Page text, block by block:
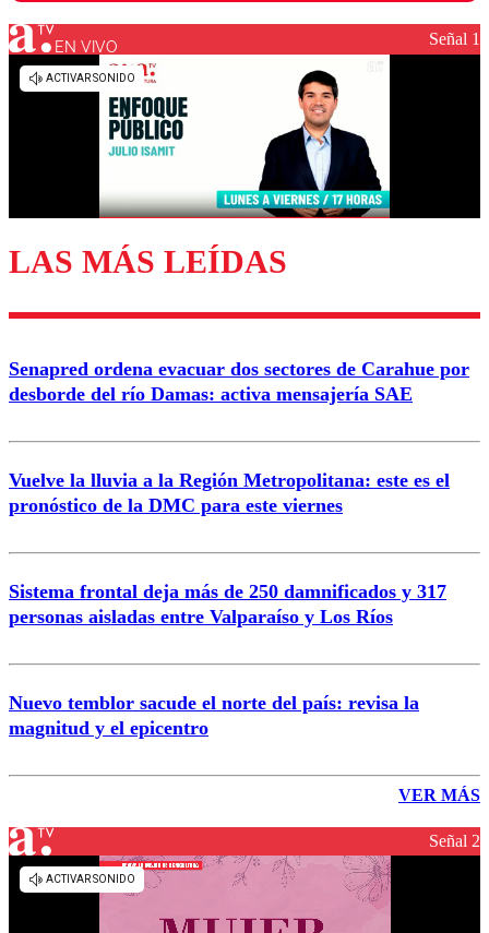
Los comentarios son moderados para garantizar un
diálogo respetuoso.
Enviar comentario
EN VIVO Señal 1
LAS MÁS LEÍDAS
Senapred ordena evacuar dos sectores de Carahue por
desborde del río Damas: activa mensajería SAE
Vuelve la lluvia a la Región Metropolitana: este es el
pronóstico de la DMC para este viernes
Sistema frontal deja más de 250 damnificados y 317
personas aisladas entre Valparaíso y Los Ríos
Nuevo temblor sacude el norte del país: revisa la
magnitud y el epicentro
VER MÁS
Señal 2